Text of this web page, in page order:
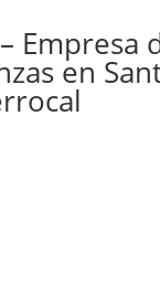
Empresa
en